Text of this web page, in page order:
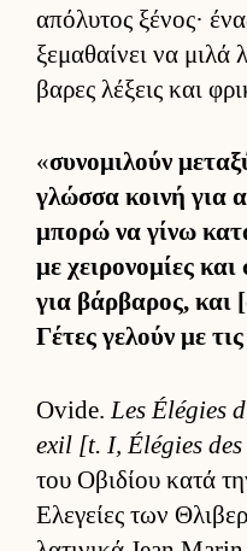
απόλυτος ξένος·
ξεμαθαί­νει να
βαρες λέξεις και
«συνομιλούν
γλώσσα κοινή για
μπορώ να γίνω
με χει­ρονομίες
για βάρ­βαρος, και
Γέτες γελούν με
Ovide.Les Élégies
exil [t. I, Élégies
του Οβιδίου κατά
Ελεγείες των